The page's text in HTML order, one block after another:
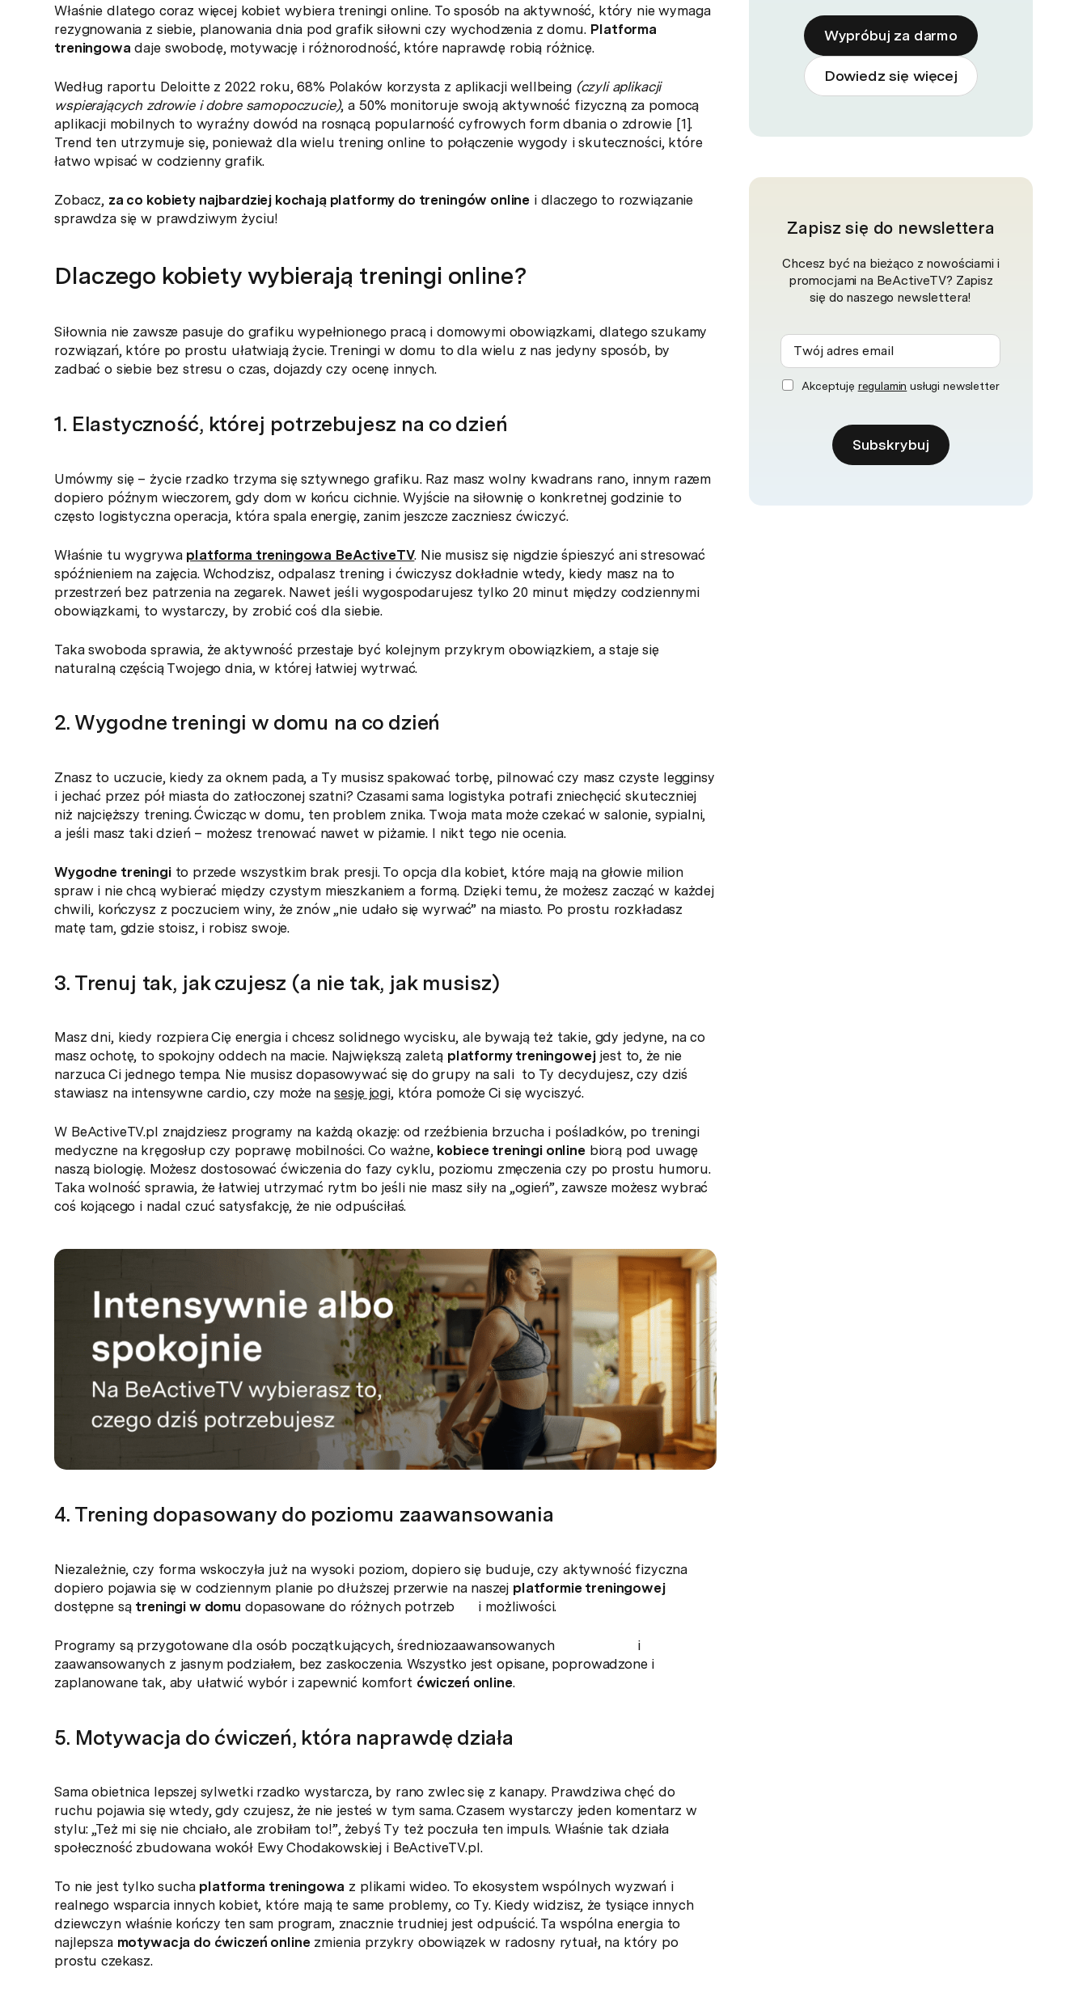
Właśnie dlatego coraz więcej kobiet wybiera treningi online. To sposób na aktywność, który nie wymaga
rezygnowania z siebie, planowania dnia pod grafik siłowni czy wychodzenia z domu. Platforma
treningowa daje swobodę, motywację i różnorodność, które naprawdę robią różnicę.
Według raportu Deloitte z 2022 roku, 68% Polaków korzysta z aplikacji wellbeing (czyli aplikacji
wspierających zdrowie i dobre samopoczucie), a 50% monitoruje swoją aktywność fizyczną za pomocą
aplikacji mobilnych to wyraźny dowód na rosnącą popularność cyfrowych form dbania o zdrowie [1].
Trend ten utrzymuje się, ponieważ dla wielu trening online to połączenie wygody i skuteczności, które
łatwo wpisać w codzienny grafik.
Zobacz, za co kobiety najbardziej kochają platformy do treningów online i dlaczego to rozwiązanie
sprawdza się w prawdziwym życiu!
Dlaczego kobiety wybierają treningi online?
Siłownia nie zawsze pasuje do grafiku wypełnionego pracą i domowymi obowiązkami, dlatego szukamy
rozwiązań, które po prostu ułatwiają życie. Treningi w domu to dla wielu z nas jedyny sposób, by
zadbać o siebie bez stresu o czas, dojazdy czy ocenę innych.
1. Elastyczność, której potrzebujesz na co dzień
Umówmy się – życie rzadko trzyma się sztywnego grafiku. Raz masz wolny kwadrans rano, innym razem
dopiero późnym wieczorem, gdy dom w końcu cichnie. Wyjście na siłownię o konkretnej godzinie to
często logistyczna operacja, która spala energię, zanim jeszcze zaczniesz ćwiczyć.
Właśnie tu wygrywa platforma treningowa BeActiveTV. Nie musisz się nigdzie śpieszyć ani stresować
spóźnieniem na zajęcia. Wchodzisz, odpalasz trening i ćwiczysz dokładnie wtedy, kiedy masz na to
przestrzeń bez patrzenia na zegarek. Nawet jeśli wygospodarujesz tylko 20 minut między codziennymi
obowiązkami, to wystarczy, by zrobić coś dla siebie.
Taka swoboda sprawia, że aktywność przestaje być kolejnym przykrym obowiązkiem, a staje się
naturalną częścią Twojego dnia, w której łatwiej wytrwać.
2. Wygodne treningi w domu na co dzień
Znasz to uczucie, kiedy za oknem pada, a Ty musisz spakować torbę, pilnować czy masz czyste legginsy
i jechać przez pół miasta do zatłoczonej szatni? Czasami sama logistyka potrafi zniechęcić skuteczniej
niż najcięższy trening. Ćwicząc w domu, ten problem znika. Twoja mata może czekać w salonie, sypialni,
a jeśli masz taki dzień – możesz trenować nawet w piżamie. I nikt tego nie ocenia.
Wygodne treningito przede wszystkim brak presji. To opcja dla kobiet, które mają na głowie milion
spraw i nie chcą wybierać między czystym mieszkaniem a formą. Dzięki temu, że możesz zacząć w każdej
chwili, kończysz z poczuciem winy, że znów „nie udało się wyrwać” na miasto. Po prostu rozkładasz
matę tam, gdzie stoisz, i robisz swoje.
3. Trenuj tak, jak czujesz (a nie tak, jak musisz)
Masz dni, kiedy rozpiera Cię energia i chcesz solidnego wycisku, ale bywają też takie, gdy jedyne, na co
masz ochotę, to spokojny oddech na macie. Największą zaletą platformy treningowejjest to, że nie
narzuca Ci jednego tempa. Nie musisz dopasowywać się do grupy na sali to Ty decydujesz, czy dziś
stawiasz na intensywne cardio, czy może nasesję jogi,która pomoże Ci się wyciszyć.
W BeActiveTV.pl znajdziesz programy na każdą okazję: od rzeźbienia brzucha i pośladków, po treningi
medyczne na kręgosłup czy poprawę mobilności. Co ważne, kobiece treningi onlinebiorą pod uwagę
naszą biologię. Możesz dostosować ćwiczenia do fazy cyklu, poziomu zmęczenia czy po prostu humoru.
Taka wolność sprawia, że łatwiej utrzymać rytm bo jeśli nie masz siły na „ogień”, zawsze możesz wybrać
coś kojącego i nadal czuć satysfakcję, że nie odpuściłaś.
4. Trening dopasowany do poziomu zaawansowania
Niezależnie, czy forma wskoczyła już na wysoki poziom, dopiero się buduje, czy aktywność fizyczna
dopiero pojawia się w codziennym planie po dłuższej przerwie na naszej platformie treningowej
dostępne są treningi w domu dopasowane do różnych potrzeb i możliwości.
Programy są przygotowane dla osób początkujących, średniozaawansowanych i
zaawansowanych z jasnym podziałem, bez zaskoczenia. Wszystko jest opisane, poprowadzone i
zaplanowane tak, aby ułatwić wybór i zapewnić komfort ćwiczeń online.
5. Motywacja do ćwiczeń, która naprawdę działa
Sama obietnica lepszej sylwetki rzadko wystarcza, by rano zwlec się z kanapy. Prawdziwa chęć do
ruchu pojawia się wtedy, gdy czujesz, że nie jesteś w tym sama. Czasem wystarczy jeden komentarz w
stylu: „Też mi się nie chciało, ale zrobiłam to!”, żebyś Ty też poczuła ten impuls. Właśnie tak działa
społeczność zbudowana wokół Ewy Chodakowskiej i BeActiveTV.pl.
To nie jest tylko sucha platforma treningowa z plikami wideo. To ekosystem wspólnych wyzwań i
realnego wsparcia innych kobiet, które mają te same problemy, co Ty. Kiedy widzisz, że tysiące innych
dziewczyn właśnie kończy ten sam program, znacznie trudniej jest odpuścić. Ta wspólna energia to
najlepsza motywacja do ćwiczeń onlinezmienia przykry obowiązek w radosny rytuał, na który po
prostu czekasz.
Wypróbuj za darmo
Dowiedz się więcej
Zapisz się do newslettera
Chcesz być na bieżąco z nowościami i
promocjami na BeActiveTV? Zapisz
się do naszego newslettera!
Akceptuję regulamin usługi newsletter
Subskrybuj